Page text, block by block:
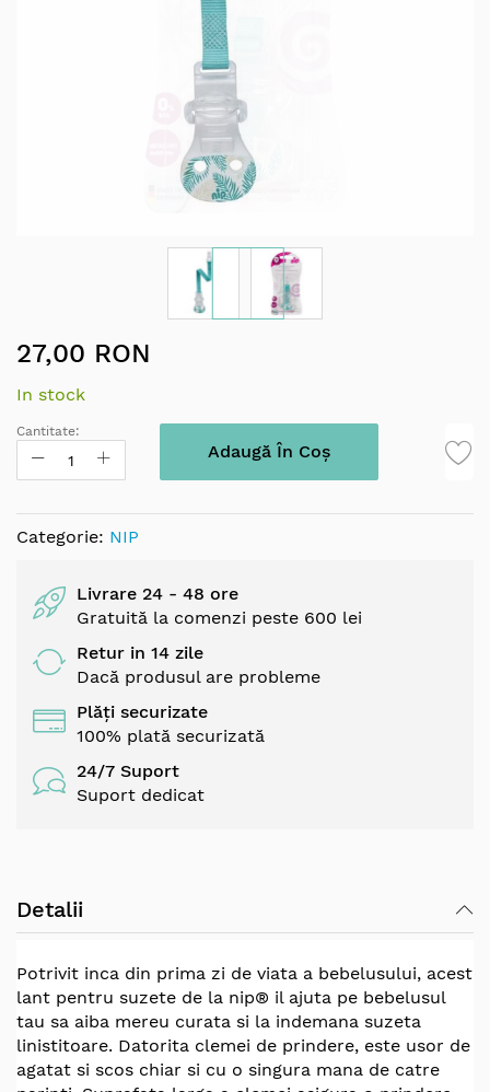
to
beginning
of
images
27,00 RON
In stock
Cantitate:
Adaugă În Coș
Categorie: NIP
Livrare 24 - 48 ore
Gratuită la comenzi peste 600 lei
Retur in 14 zile
Dacă produsul are probleme
Plăți securizate
100% plată securizată
24/7 Suport
Suport dedicat
Detalii
Potrivit inca din prima zi de viata a bebelusului, acest
lant pentru suzete de la nip® il ajuta pe bebelusul
tau sa aiba mereu curata si la indemana suzeta
linistitoare. Datorita clemei de prindere, este usor de
agatat si scos chiar si cu o singura mana de catre